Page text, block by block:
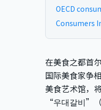
OECD
Consumers
在美食之都首
国际美食家争
美食艺术馆，
“우대갈비”